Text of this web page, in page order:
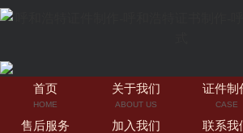
首页
HOME
关于我们
ABOUT US
证件制
CASE
售后服务 加入我们 联系我